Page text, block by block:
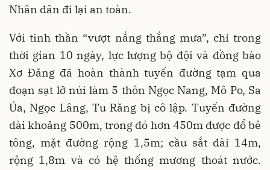
Nhân dân đi lại an toàn.
Với tinh thần “vượt nắng thắng mưa”, chỉ trong
thời gian 10 ngày, lực lượng bộ đội và đồng bào
Xơ Đăng đã hoàn thành tuyến đường tạm qua
đoạn sạt lở núi làm 5 thôn Ngọc Nang, Mô Po, Sa
Úa, Ngọc Lâng, Tu Răng bị cô lập. Tuyến đường
dài khoảng 500m, trong đó hơn 450m được đổ bê
tông, mặt đường rộng 1,5m; cầu sắt dài 14m,
rộng 1,8m và có hệ thống mương thoát nước.